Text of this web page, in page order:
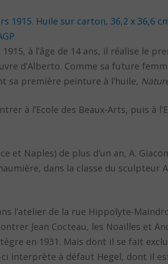
à l’âge de 14 ans, il réalise le
d’Alberto. Comme sa future
sa première peinture à l’huile,
à l’Ecole des Beaux-Arts, puis à
et Naples) de plus d’un an, A.
dans la classe du sculpteur
l’atelier de la rue Hippolyte-
Jean Cocteau, les Noailles et
en 1931. Mais dont il se fait
interprète à défaut Hegel, dont il